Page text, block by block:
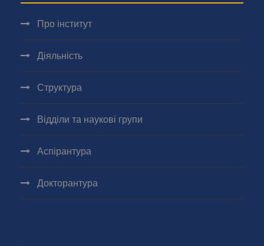
Про інститут
Діяльність
Структура
Відділи та наукові групи
Аспірантура
Докторантура